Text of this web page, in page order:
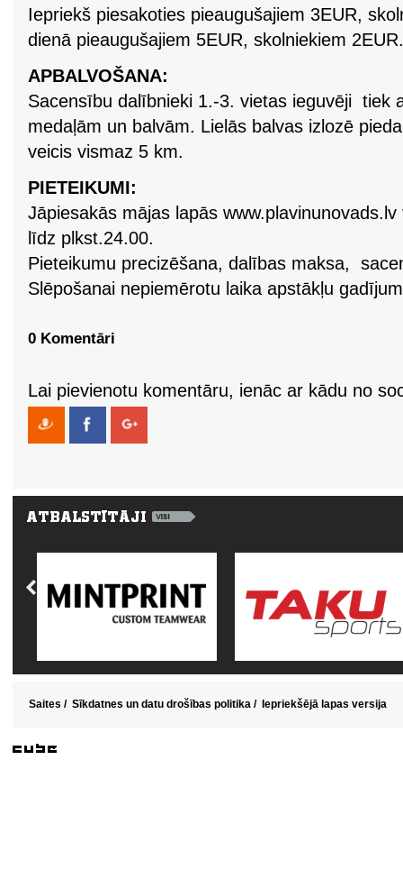
Iepriekš piesakoties pieaugušajiem 3EUR,
dienā pieaugušajiem 5EUR, skolniekiem 2EUR.
APBALVOŠANA:
Sacensību dalībnieki 1.-3. vietas ieguvēji tiek
medaļām un balvām. Lielās balvas izlozē
veicis vismaz 5 km.
PIETEIKUMI:
Jāpiesakās mājas lapās
līdz plkst.24.00.
Pieteikumu precizēšana, dalības maksa,
Slēpošanai nepiemērotu laika apstākļu
0 Komentāri
Lai pievienotu komentāru, ienāc ar kādu no
Saites / Sīkdatnes un datu drošības politika / Iepriekšējā lapas versija